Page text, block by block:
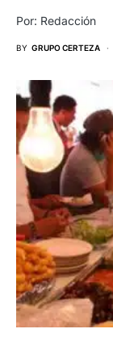
Por: Redacción
BY GRUPO CERTEZA